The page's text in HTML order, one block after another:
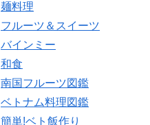
麺料理
フルーツ＆スイーツ
バインミー
和食
南国フルーツ図鑑
ベトナム料理図鑑
簡単!ベト飯作り